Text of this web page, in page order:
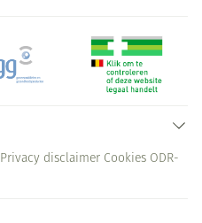
Privacy disclaimer Cookies ODR-